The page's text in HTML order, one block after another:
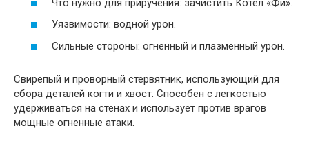
Уязвимости: водной урон.
Сильные стороны: огненный и плазменный урон.
Свирепый и проворный стервятник, использующий для
сбора деталей когти и хвост. Способен с легкостью
удерживаться на стенах и использует против врагов
мощные огненные атаки.